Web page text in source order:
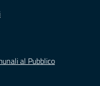
al Pubblico